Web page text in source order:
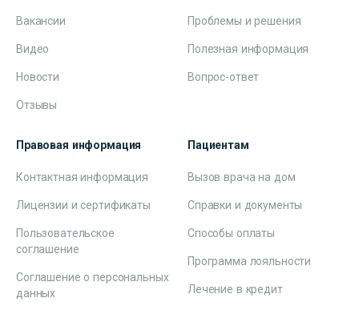
Вакансии
Видео
Новости
Отзывы
Проблемы и решения
Полезная информация
Вопрос-ответ
Правовая информация
Контактная информация
Лицензии и сертификаты
Пользовательское
соглашение
Соглашение о персональных
данных
Пациентам
Вызов врача на дом
Справки и документы
Способы оплаты
Программа лояльности
Лечение в кредит